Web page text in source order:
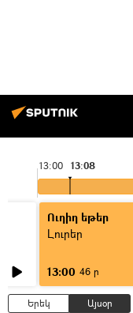
13:00 13:08
Ուղիղ եթեր
Լուրեր
13:00 46 ր
Երեկ Այսօր